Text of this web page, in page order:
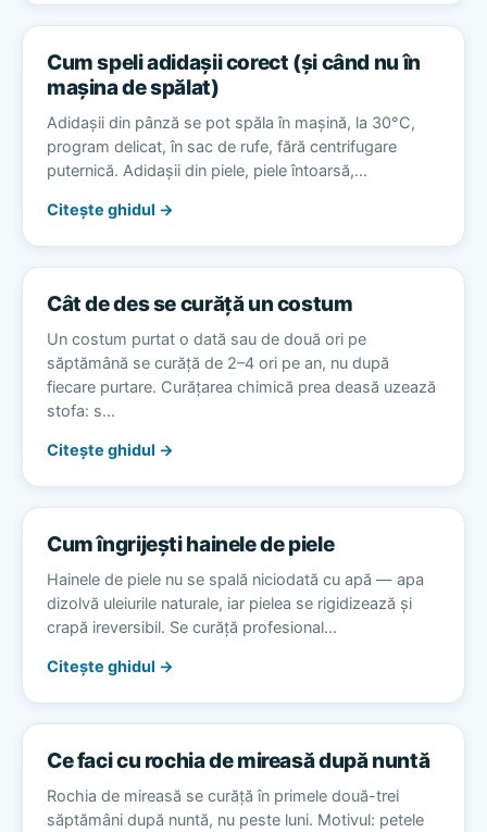
Cum speli adidașii corect (și când nu în
mașina de spălat)
Adidașii din pânză se pot spăla în mașină, la 30°C,
program delicat, în sac de rufe, fără centrifugare
puternică. Adidașii din piele, piele întoarsă,…
Citește ghidul →
Cât de des se curăță un costum
Un costum purtat o dată sau de două ori pe
săptămână se curăță de 2–4 ori pe an, nu după
fiecare purtare. Curățarea chimică prea deasă uzează
stofa: s…
Citește ghidul →
Cum îngrijești hainele de piele
Hainele de piele nu se spală niciodată cu apă — apa
dizolvă uleiurile naturale, iar pielea se rigidizează și
crapă ireversibil. Se curăță profesional…
Citește ghidul →
Ce faci cu rochia de mireasă după nuntă
Rochia de mireasă se curăță în primele două-trei
săptămâni după nuntă, nu peste luni. Motivul: petele